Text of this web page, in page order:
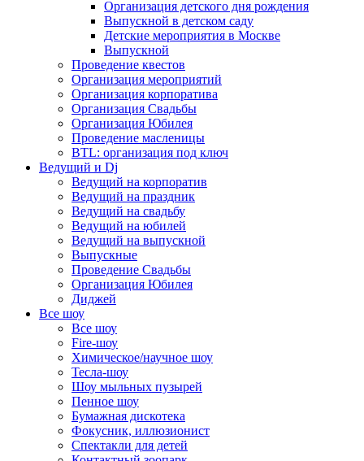
Организация детского дня рождения
Выпускной в детском саду
Детские мероприятия в Москве
Выпускной
Проведение квестов
Организация мероприятий
Организация корпоратива
Организация Свадьбы
Организация Юбилея
Проведение масленицы
BTL: организация под ключ
Ведущий и Dj
Ведущий на корпоратив
Ведущий на праздник
Ведущий на свадьбу
Ведущий на юбилей
Ведущий на выпускной
Выпускные
Проведение Свадьбы
Организация Юбилея
Диджей
Все шоу
Все шоу
Fire-шоу
Химическое/научное шоу
Тесла-шоу
Шоу мыльных пузырей
Пенное шоу
Бумажная дискотека
Фокусник, иллюзионист
Спектакли для детей